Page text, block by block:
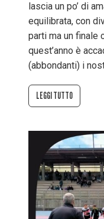
lascia un po’ di
equilibrata, con
parti ma un finale
quest’anno è
(abbondanti) i
LEGGI TUTTO